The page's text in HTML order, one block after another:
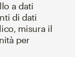
a dati
di dati
misura il
per